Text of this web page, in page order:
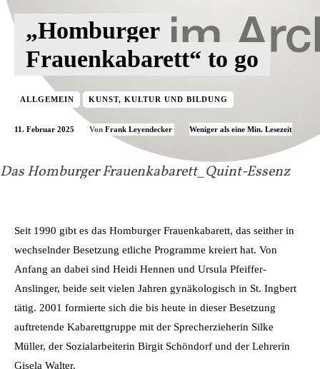
Das Homburger Frauenkabarett_Quint-Essenz
„Homburger
Frauenkabarett“ to go
ALLGEMEIN KUNST, KULTUR UND BILDUNG
11. Februar 2025 Von Frank Leyendecker Weniger als eine Min. Lesezeit
Seit 1990 gibt es das Homburger Frauenkabarett, das seither in
wechselnder Besetzung etliche Programme kreiert hat. Von
Anfang an dabei sind Heidi Hennen und Ursula Pfeiffer-
Anslinger, beide seit vielen Jahren gynäkologisch in St. Ingbert
tätig. 2001 formierte sich die bis heute in dieser Besetzung
auftretende Kabarettgruppe mit der Sprecherzieherin Silke
Müller, der Sozialarbeiterin Birgit Schöndorf und der Lehrerin
Gisela Walter.